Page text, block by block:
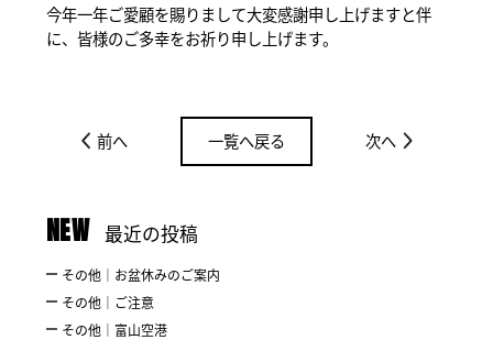
今年一年ご愛顧を賜りまして大変感謝申し上げますと伴
に、皆様のご多幸をお祈り申し上げます。
前へ 一覧へ戻る 次へ
NEW 最近の投稿
その他｜お盆休みのご案内
その他｜ご注意
その他｜富山空港